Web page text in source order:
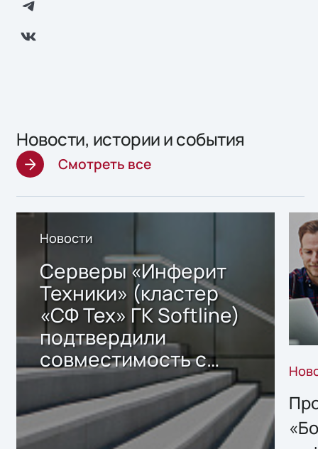
Новости, истории и события
Смотреть все
Новости
Серверы «Инферит
Техники» (кластер
«СФ Тех» ГК Softline)
подтвердили
совместимость с
решением Sharx
Storage 2.x для
хранения данных